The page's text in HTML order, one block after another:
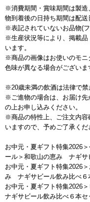
※消費期間・賞味期間は製造
物到着後の日持ち期間は配送
※表記されていないお品物(
※生産状況等により、掲載品
います。
※商品の画像はお使いのモニ
色味が異なる場合がございま
※20歳未満の飲酒は法律で禁
※ご進物の場合は、お届け先
の上お申し込みください。
※商品の特性上、ご注文内容
いますので、予めご了承くだ
お中元・夏ギフト特集2026 ＞
ール＞和歌山の恵み ナギサ
お中元・夏ギフト特集2026 ＞
み ナギサビール飲み比べ６
お中元・夏ギフト特集2026 ＞
ナギサビール飲み比べ６本セ